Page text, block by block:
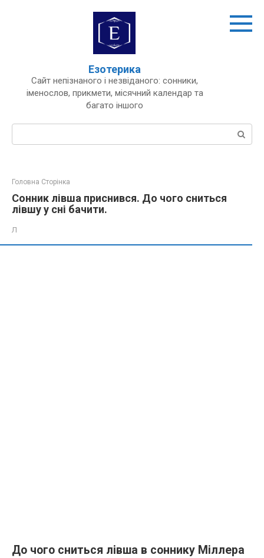
Езотерика
Сайт непізнаного і незвіданого: сонники,
іменослов, прикмети, місячний календар та
багато іншого
Пошук:
Головна Сторінка
Сонник лівша приснився. До чого сниться
лівшу у сні бачити.
Л
До чого сниться лівша в соннику Міллера